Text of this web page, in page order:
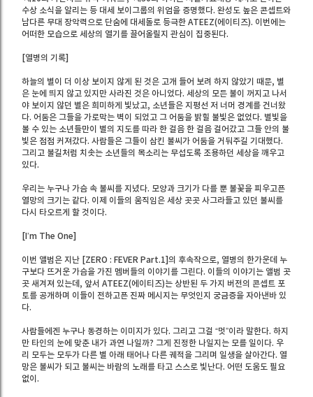
수상 소식을 알리는 등 대세 보이그룹의 위엄을 증명했다. 완성도 높은 콘셉트와
남다른 무대 장악력으로 단숨에 대세돌로 등극한 ATEEZ(에이티즈). 이번에는
어떠한 모습으로 세상의 열기를 끌어올릴지 관심이 집중된다.
[열병의 기록]
하늘의 별이 더 이상 보이지 않게 된 것은 고개 들어 보려 하지 않았기 때문, 별
은 눈에 띄지 않고 있지만 사라진 것은 아니었다. 세상의 모든 불이 꺼지고 나서
야 보이지 않던 별은 희미하게 빛났고, 소년들은 지평선 저 너머 경계를 건너왔
다. 어둠은 그들을 가로막는 벽이 되었고 그 어둠을 밝힐 불빛은 없었다. 별빛을
볼 수 있는 소년들만이 별의 지도를 따라 한 걸음 한 걸음 걸어갔고 그들 안의 불
빛은 점점 커져갔다. 사람들은 그들이 삼킨 불씨가 어둠을 거둬주길 기대했다.
그리고 불길처럼 치솟는 소년들의 목소리는 무섭도록 조용하던 세상을 깨우고
있다.
우리는 누구나 가슴 속 불씨를 지녔다. 모양과 크기가 다를 뿐 불꽃을 피우고픈
열망의 크기는 같다. 이제 이들의 움직임은 세상 곳곳 사그라들고 있던 불씨를
다시 타오르게 할 것이다.
[I’m The One]
이번 앨범은 지난 [ZERO : FEVER Part.1]의 후속작으로, 열병의 한가운데 누
구보다 뜨거운 가슴을 가진 멤버들의 이야기를 그린다. 이들의 이야기는 앨범 곳
곳 새겨져 있는데, 앞서 ATEEZ(에이티즈)는 상반된 두 가지 버전의 콘셉트 포
토를 공개하며 이들이 전하고픈 진짜 메시지는 무엇인지 궁금증을 자아낸바 있
다.
사람들에겐 누구나 동경하는 이미지가 있다. 그리고 그걸 “멋”이라 말한다. 하지
만 타인의 눈에 맞춘 내가 과연 나일까? 그게 진정한 나일지는 모를 일이다. 우
리 모두는 모두가 다른 별 아래 태어나 다른 궤적을 그리며 일생을 살아간다. 열
망은 불씨가 되고 불씨는 바람의 노래를 타고 스스로 빛난다. 어떤 도움도 필요
없이.